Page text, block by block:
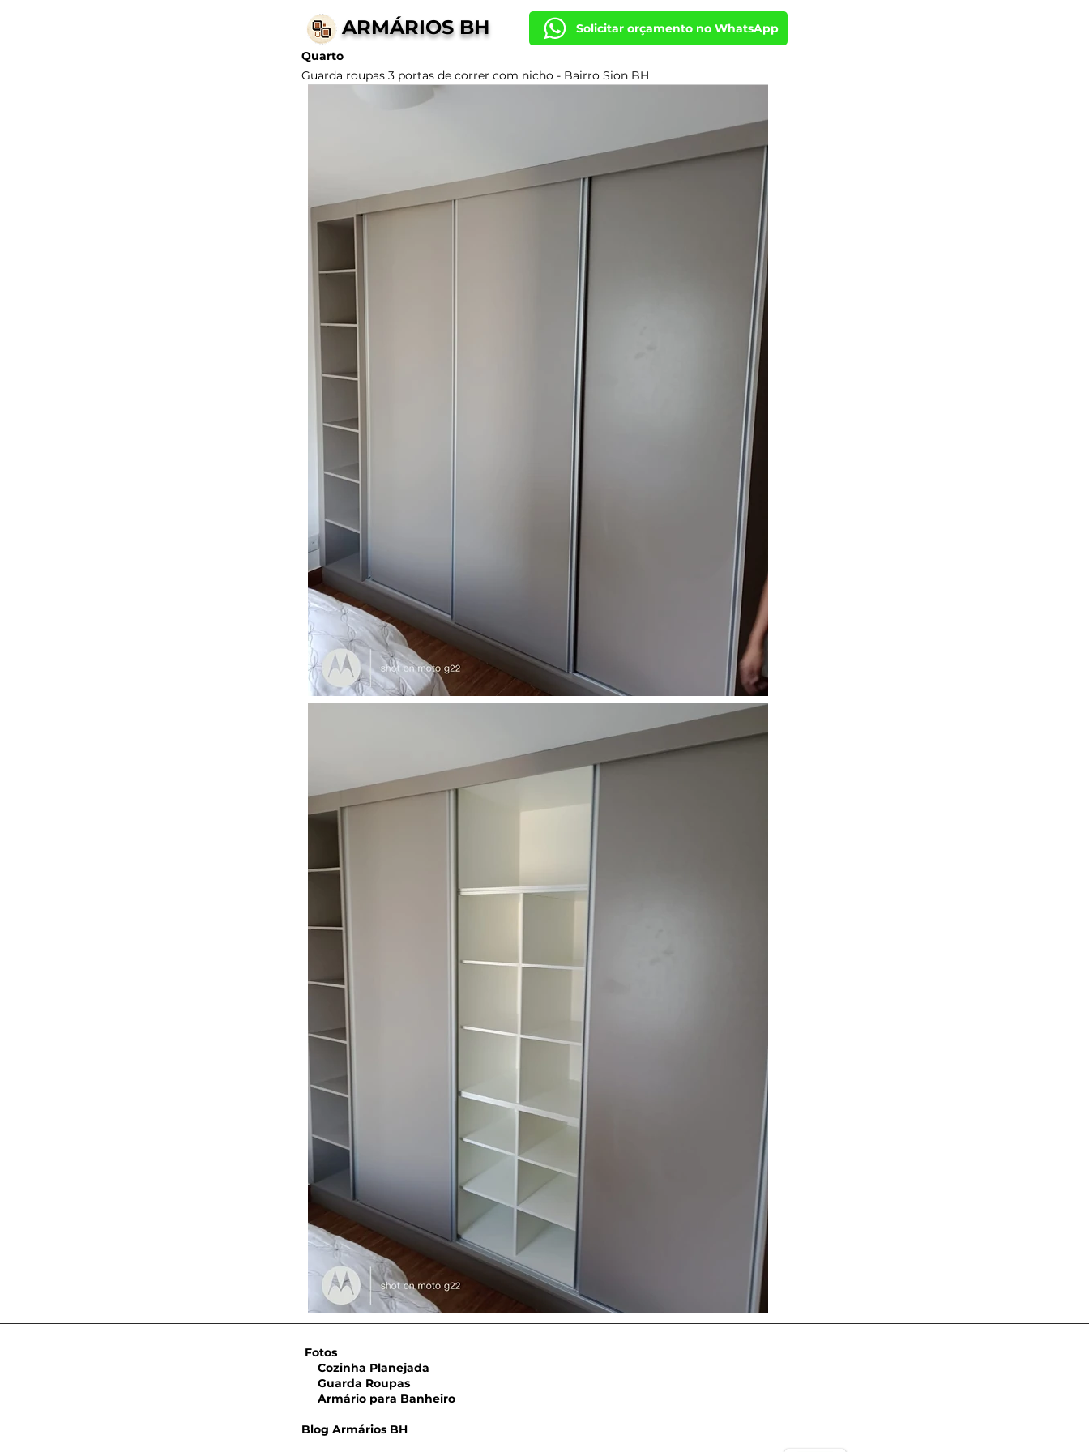
ARMÁRIOS BH
Solicitar orçamento no WhatsApp
Quarto
Guarda roupas 3 portas de correr com nicho - Bairro Sion BH
Fotos
Cozinha Planejada
Guarda Roupas
Armário para Banheiro
Blog Armários BH